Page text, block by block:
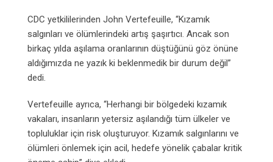
CDC yetkililerinden John Vertefeuille, “Kızamık
salgınları ve ölümlerindeki artış şaşırtıcı. Ancak son
birkaç yılda aşılama oranlarının düştüğünü göz önüne
aldığımızda ne yazık ki beklenmedik bir durum değil”
dedi.
Vertefeuille ayrıca, “Herhangi bir bölgedeki kızamık
vakaları, insanların yetersiz aşılandığı tüm ülkeler ve
topluluklar için risk oluşturuyor. Kızamık salgınlarını ve
ölümleri önlemek için acil, hedefe yönelik çabalar kritik